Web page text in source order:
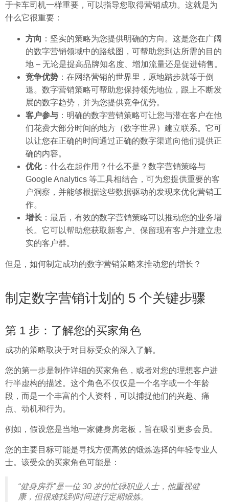
于卡车司机一样重要，可以指导您取得营销成功。这就是为
什么它很重要：
方向 ：坚实的策略为您提供明确的方向。这是您在广阔
的数字营销领域中的路线图，可帮助您到达所需的目的
地 – 无论是提高品牌知名度、增加流量还是促进销售。
竞争优势 ：在网络营销的世界里，原地踏步就等于倒
退。数字营销策略可帮助您保持领先地位，跟上不断发
展的数字趋势，并为您提供竞争优势。
客户参与 ：明确的数字营销策略可让您与潜在客户在他
们花费大部分时间的地方（数字世界）建立联系。它可
以让您在正确的时间通过正确的数字渠道向他们提供正
确的内容。
优化：什么在起作用？什么不是？数字营销策略与
Google Analytics 等工具相结合，可为您提供重要的客
户洞察，并能够根据这些数据驱动的发现来优化营销工
作。
增长 ：最后，有效的数字营销策略可以推动您的业务增
长。它可以帮助您获取新客户、保留现有客户并建立忠
实的客户群。
但是，如何制定成功的数字营销策略来推动您的增长？
制定数字营销计划的 5 个关键步骤
第 1 步：了解您的买家角色
成功的策略取决于对目标受众的深入了解。
您的第一步是制作详细的买家角色，或者对您的理想客户进
行半虚构的描述。这个角色不仅仅是一个名字或一个年龄
段，而是一个丰富的个人资料，可以捕捉他们的兴趣、痛
点、动机和行为。
例如，假设您是当地一家健身房老板，旨在吸引更多会员。
您的主要目标可能是寻找方便高效的锻炼选择的年轻专业人
士。该受众的买家角色可能是：
“健身房乔”是一位 30 岁的忙碌职业人士，他重视健
康，但很难找到时间进行定期锻炼。